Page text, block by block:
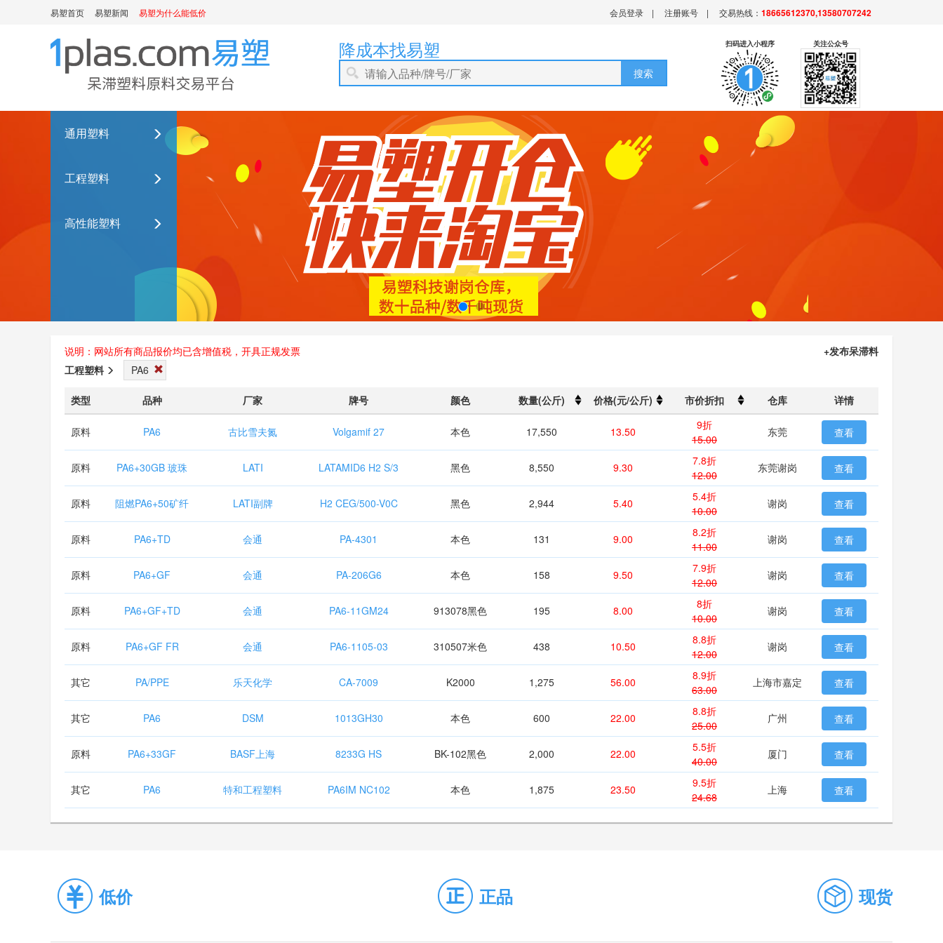
易塑首页 易塑新闻 易塑为什么能低价 会员登录 | 注册账号 | 交易热线： 18665612370,13580707242
降成本找易塑
搜索
扫码进入小程序 关注公众号
通用塑料
工程塑料
高性能塑料
说明：网站所有商品报价均已含增值税，开具正规发票
+发布呆滞料
工程塑料
PA6
类型 品种 厂家 牌号 颜色 数量(公斤) 价格(元/公斤) 市价折扣 仓库 详情
原料 PA6 古比雪夫氮 Volgamif 27 本色 17,550 13.50
9折
15.00
东莞 查看
原料 PA6+30GB 玻珠 LATI LATAMID6 H2 S/3 黑色 8,550 9.30
7.8折
12.00
东莞谢岗 查看
原料 阻燃PA6+50矿纤 LATI副牌 H2 CEG/500-V0C 黑色 2,944 5.40
5.4折
10.00
谢岗 查看
原料 PA6+TD 会通 PA-4301 本色 131 9.00
8.2折
11.00
谢岗 查看
原料 PA6+GF 会通 PA-206G6 本色 158 9.50
7.9折
12.00
谢岗 查看
原料 PA6+GF+TD 会通 PA6-11GM24 913078黑色 195 8.00
8折
10.00
谢岗 查看
原料 PA6+GF FR 会通 PA6-1105-03 310507米色 438 10.50
8.8折
12.00
谢岗 查看
其它 PA/PPE 乐天化学 CA-7009 K2000 1,275 56.00
8.9折
63.00
上海市嘉定 查看
其它 PA6 DSM 1013GH30 本色 600 22.00
8.8折
25.00
广州 查看
原料 PA6+33GF BASF上海 8233G HS BK-102黑色 2,000 22.00
5.5折
40.00
厦门 查看
其它 PA6 特和工程塑料 PA6IM NC102 本色 1,875 23.50
9.5折
24.68
上海 查看
低价 正品 现货